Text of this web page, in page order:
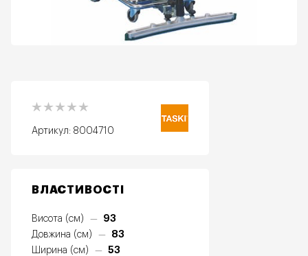
Артикул: 8004710
ВЛАСТИВОСТІ
Висота (см) —
93
Довжина (см)
—
83
Ширина (см)
—
53